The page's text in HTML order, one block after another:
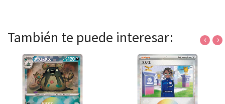
También te puede interesar: ‹ ›